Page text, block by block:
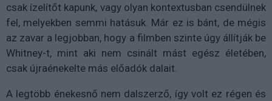
csak ízelítőt kapunk, vagy olyan kontextusban csendülnek
fel, melyekben semmi hatásuk. Már ez is bánt, de mégis
az zavar a legjobban, hogy a filmben szinte úgy állítják be
Whitney-t, mint aki nem csinált mást egész életében,
csak újraénekelte más előadók dalait.
A legtöbb énekesnő nem dalszerző, így volt ez régen és